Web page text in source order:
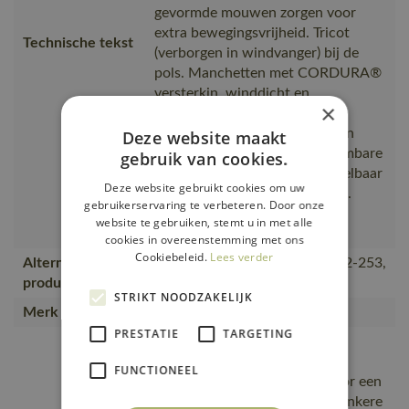
Technische tekst
gevormde mouwen zorgen voor
extra bewegingsvrijheid. Tricot
(verborgen in windvanger) bij de
pols. Manchetten met CORDURA®
versterkin, winddicht en
waterafstotend. Fleece aan de
binnenkant. Sluiting met rits en
inwendige windvanger. Afneembare
gevoerde capuchon met verstelbaar
elastisch rijgsnoer. Hoge kraag.
Binnenzakken. Binnenzak met
ritssluiting
Alternatieve
producten
15501-231, 09001-183, 15902-253,
Merk
Ademend, Winddicht en
CORDURA® bij de polsen voor een
extra lange levensduur., De donkere
×
Deze website maakt
gebruik van cookies.
Deze website gebruikt cookies om uw
gebruikerservaring te verbeteren. Door onze
website te gebruiken, stemt u in met alle
cookies in overeenstemming met ons
Cookiebeleid. Lees verder
STRIKT NOODZAKELIJK
PRESTATIE TARGETING
FUNCTIONEEL